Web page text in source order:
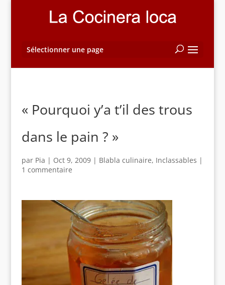
Sélectionner une page
« Pourquoi y’a t’il des trous
dans le pain ? »
par Pia | Oct 9, 2009| Blabla culinaire, Inclassables |
1 commentaire